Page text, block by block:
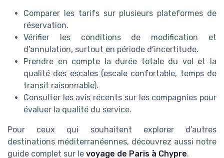
Comparer les tarifssur plusieurs plateformes de
réservation.
Vérifier les conditions de modification et
d’annulation, surtout en période d’incertitude.
Prendre en compte la durée totale du vol et la
qualité des escales (escale confortable, temps de
transit raisonnable).
Consulter les avis récents sur les compagnies pour
évaluer la qualité du service.
Pour ceux qui souhaitent explorer d’autres
destinations méditerranéennes, découvrez aussi notre
guide complet sur le voyage de Paris à Chypre.